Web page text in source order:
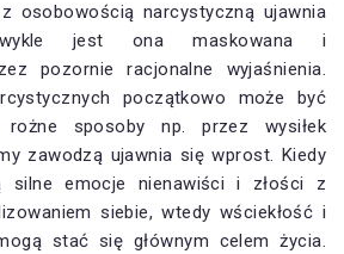
osobowością narcystyczną ujawnia
jest ona maskowana i
pozornie racjonalne wyjaśnienia.
początkowo może być
rożne sposoby np. przez wysiłek
zawodzą ujawnia się wprost. Kiedy
silne emocje nienawiści i złości z
siebie, wtedy wściekłość i
stać się głównym celem życia.